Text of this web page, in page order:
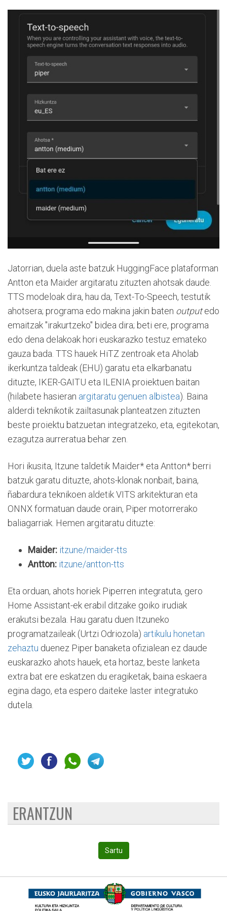
Jatorrian, duela aste batzuk HuggingFace plataforman
Antton eta Maider argitaratu zituzten ahotsak daude.
TTS modeloak dira, hau da, Text-To-Speech, testutik
ahotsera; programa edo makina jakin baten outputedo
emaitzak "irakurtzeko" bidea dira; beti ere, programa
edo dena delakoak hori euskarazko testuz emateko
gauza bada. TTS hauek HiTZ zentroak eta Aholab
ikerkuntza taldeak (EHU) garatu eta elkarbanatu
dituzte, IKER-GAITU eta ILENIA proiektuen baitan
(hilabete hasieran argitaratu genuen albistea). Baina
alderdi teknikotik zailtasunak planteatzen zituzten
beste proiektu batzuetan integratzeko, eta, egitekotan,
ezagutza aurreratua behar zen.
Hori ikusita, Itzune taldetik Maider* eta Antton* berri
batzuk garatu dituzte, ahots-klonak nonbait, baina,
ñabardura teknikoen aldetik VITS arkitekturan eta
ONNX formatuan daude orain, Piper motorrerako
baliagarriak. Hemen argitaratu dituzte:
Maider: itzune/maider-tts
Antton: itzune/antton-tts
Eta orduan, ahots horiek Piperren integratuta, gero
Home Assistant-ek erabil ditzake goiko irudiak
erakutsi bezala. Hau garatu duen Itzuneko
programatzaileak (Urtzi Odriozola) artikulu honetan
zehaztu duenez Piper banaketa ofizialean ez daude
euskarazko ahots hauek, eta hortaz, beste lanketa
extra bat ere eskatzen du eragiketak, baina eskaera
egina dago, eta espero daiteke laster integratuko
dutela.
ERANTZUN
Sartu